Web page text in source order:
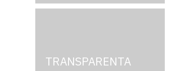
TRANSPARENTA